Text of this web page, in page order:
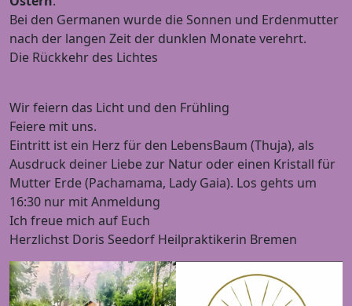
Bei den Germanen wurde die Sonnen und Erdenmutter
nach der langen Zeit der dunklen Monate verehrt.
Die Rückkehr des Lichtes
Wir feiern das Licht und den Frühling
Feiere mit uns.
Eintritt ist ein Herz für den LebensBaum (Thuja), als
Ausdruck deiner Liebe zur Natur oder einen Kristall für
Mutter Erde (Pachamama, Lady Gaia). Los gehts um
16:30 nur mit Anmeldung
Ich freue mich auf Euch
Herzlichst Doris Seedorf Heilpraktikerin Bremen